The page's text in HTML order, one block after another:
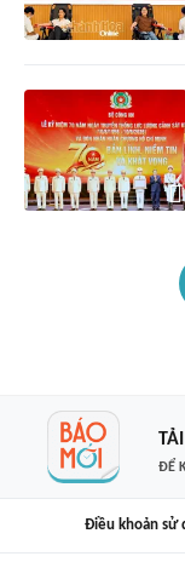
ĐỂ
Điều khoản sử